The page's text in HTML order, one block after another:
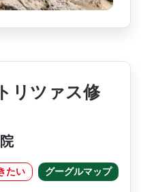
リツァス修
たい グーグルマップ